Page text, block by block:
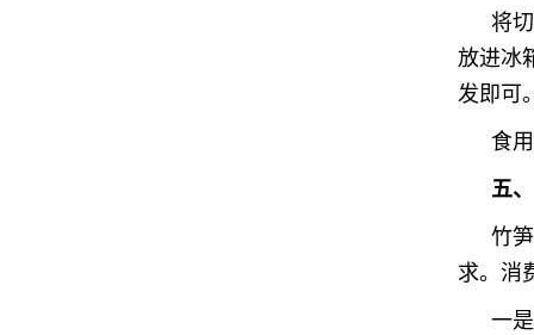
将
放进冰
发即可
食
五
竹
求。消
一